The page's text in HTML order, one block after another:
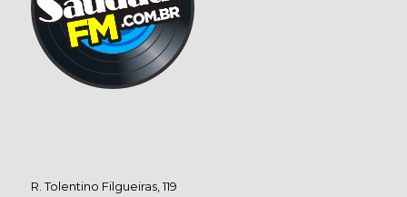
R. Tolentino Filgueiras, 119